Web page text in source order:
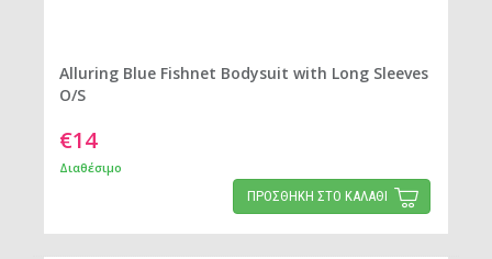
Alluring Blue Fishnet Bodysuit with Long Sleeves
O/S
€14
Διαθέσιμο
ΠΡΟΣΘΗΚΗ ΣΤΟ ΚΑΛΑΘΙ